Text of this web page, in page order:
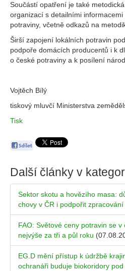
Součástí opatření je také
organizací s detailními
potraviny, včetně odkazů na
Širší zapojení lokálních potravin
podpoře domácích producentů i k
o české potraviny a k posílení
Vojtěch Bílý
tiskový mluvčí Ministerstva
Tisk
Další články v
Sektor skotu a hovězího masa:
chovy v ČR i podpořit
FAO: Světové ceny potravin se v
nejvýše za tři a půl roku
EG.D mění přístup k údržbě
ochranáři buduje biokoridory